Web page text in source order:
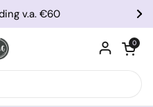
v.a. €60
0